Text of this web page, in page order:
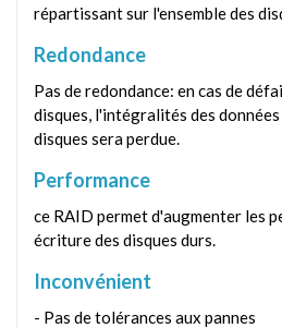
répartissant sur l'ensemble des
Redondance
Pas de redondance: en cas de
disques, l'intégralités des
disques sera perdue.
Performance
ce RAID permet d'augmenter les
écriture des disques durs.
Inconvénient
- Pas de tolérances aux pannes